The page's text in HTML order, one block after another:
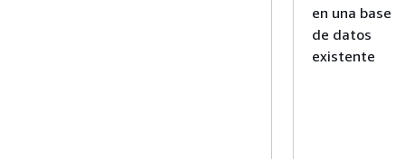
en una base
de datos
existente